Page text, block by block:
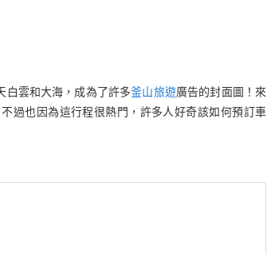
白雲和大海，成為了許多釜山旅遊廣告的封面圖！來
過也因為這行程很熱門，許多人好奇該如何預訂車